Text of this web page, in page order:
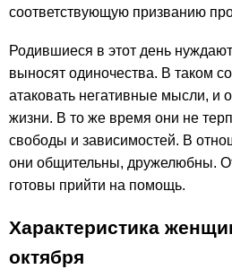
соответствующую призванию
Родившиеся в этот день
выносят одиночества. В таком
атаковать негативные мысли, и
жизни. В то же время они не
свободы и зависимостей. В
они общительны, дружелюбны.
готовы прийти на помощь.
Характеристика
октября